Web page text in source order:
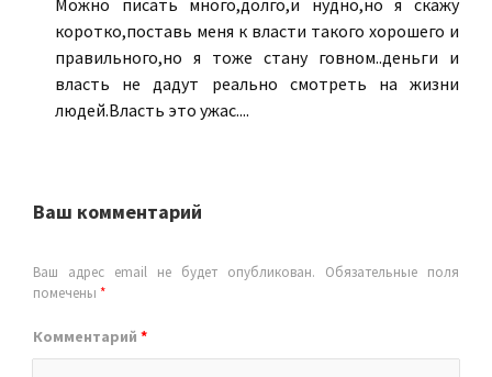
коротко,поставь меня к власти такого хорошего и
правильного,но я тоже стану говном..деньги и
власть не дадут реально смотреть на жизни
людей.Власть это ужас....
Ваш комментарий
Ваш адрес email не будет опубликован.
Обязательные поля
помечены *
Комментарий *